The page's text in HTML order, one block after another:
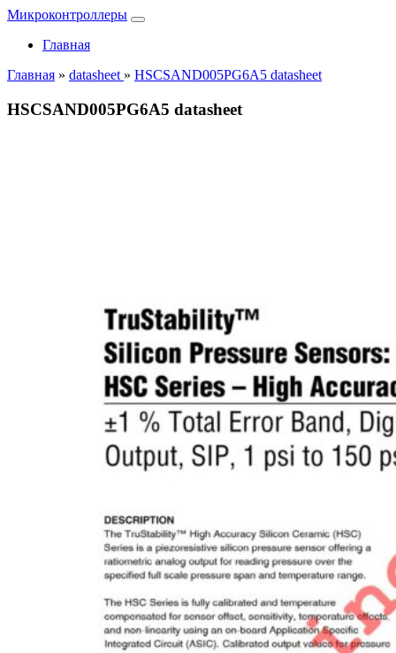
Микроконтроллеры
Главная
Главная » datasheet » HSCSAND005PG6A5 datasheet
HSCSAND005PG6A5 datasheet